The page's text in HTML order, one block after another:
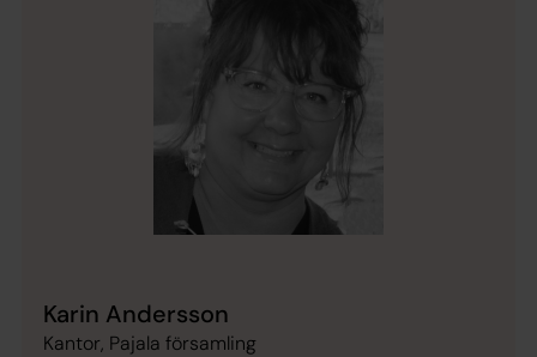
Karin Andersson
Kantor, Pajala församling